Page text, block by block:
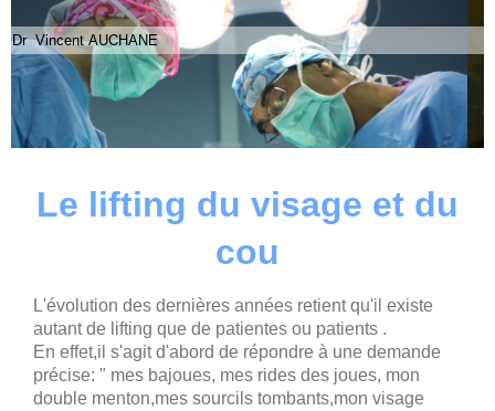
Dr Vincent AUCHANE
Le lifting du visage et du
cou
L'évolution des dernières années retient qu'il existe
autant de lifting que de patientes ou patients .
En effet,il s'agit d'abord de répondre à une demande
précise: " mes bajoues, mes rides des joues, mon
double menton,mes sourcils tombants,mon visage